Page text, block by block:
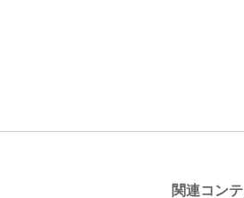
関連コン